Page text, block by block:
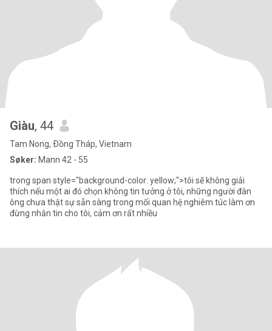
Giàu, 44
Tam Nong, Ðồng Tháp, Vietnam
Søker: Mann 42 - 55
trong span style="background-color: yellow;">tôi sẽ không giải
thích nếu một ai đó chọn không tin tưởng ở tôi, những người đàn
ông chưa thật sự sẵn sàng trong mối quan hệ nghiêm túc làm ơn
đừng nhắn tin cho tôi, cảm ơn rất nhiều